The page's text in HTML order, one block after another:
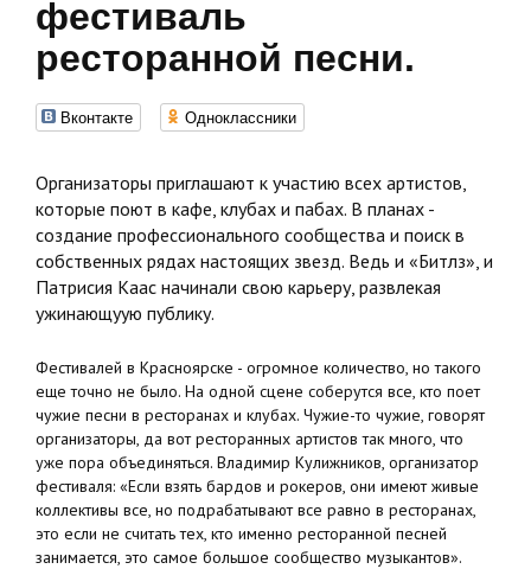
фестиваль
ресторанной песни.
Вконтакте Одноклассники
Организаторы приглашают к участию всех артистов,
которые поют в кафе, клубах и пабах. В планах -
создание профессионального сообщества и поиск в
собственных рядах настоящих звезд. Ведь и «Битлз», и
Патрисия Каас начинали свою карьеру, развлекая
ужинающуую публику.
Фестивалей в Красноярске - огромное количество, но такого
еще точно не было. На одной сцене соберутся все, кто поет
чужие песни в ресторанах и клубах. Чужие-то чужие, говорят
организаторы, да вот ресторанных артистов так много, что
уже пора объединяться. Владимир Кулижников, организатор
фестиваля: «Если взять бардов и рокеров, они имеют живые
коллективы все, но подрабатывают все равно в ресторанах,
это если не считать тех, кто именно ресторанной песней
занимается, это самое большое сообщество музыкантов».